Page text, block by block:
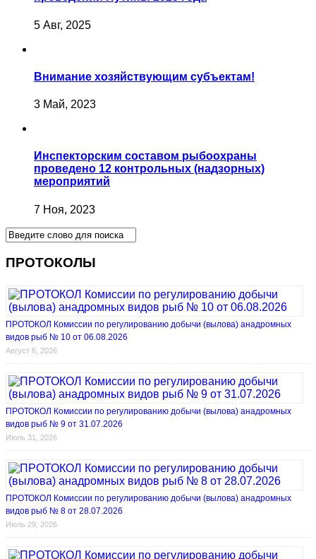
5 Авг, 2025
Внимание хозяйствующим субъектам!
3 Май, 2023
Инспекторским составом рыбоохраны
проведено 12 контрольных (надзорных)
мероприятий
7 Ноя, 2023
ПРОТОКОЛЫ
ПРОТОКОЛ Комиссии по регулированию добычи (вылова) анадромных
видов рыб № 10 от 06.08.2026
Август 6, 2026
ПРОТОКОЛ Комиссии по регулированию добычи (вылова) анадромных
видов рыб № 9 от 31.07.2026
Июль 31, 2026
ПРОТОКОЛ Комиссии по регулированию добычи (вылова) анадромных
видов рыб № 8 от 28.07.2026
Июль 29, 2026